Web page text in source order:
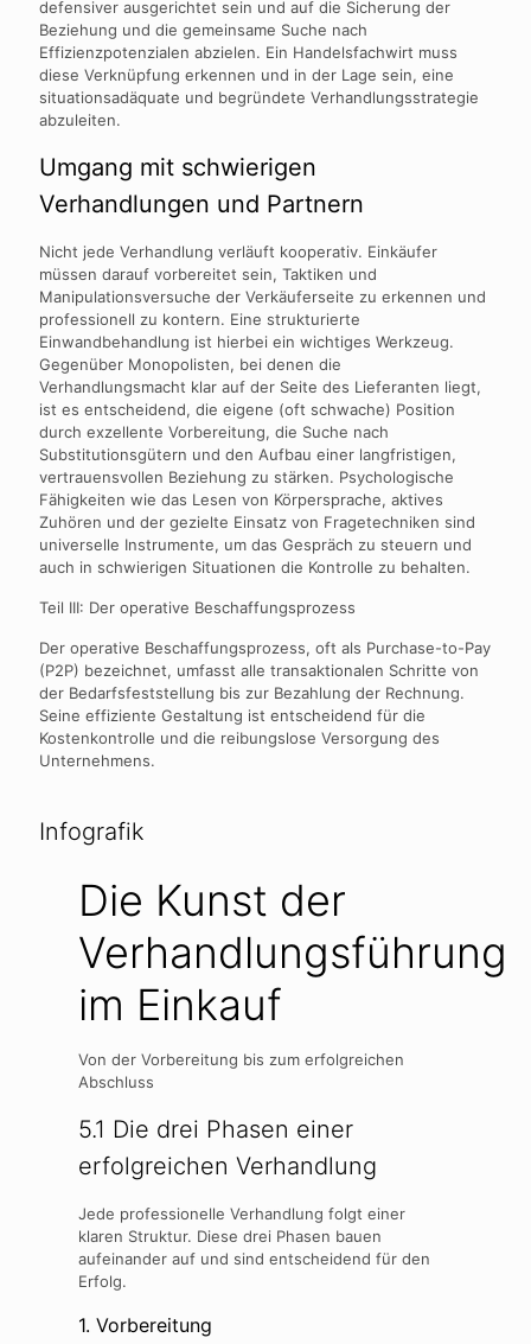
defensiver ausgerichtet sein und auf die Sicherung der
Beziehung und die gemeinsame Suche nach
Effizienzpotenzialen abzielen. Ein Handelsfachwirt muss
diese Verknüpfung erkennen und in der Lage sein, eine
situationsadäquate und begründete Verhandlungsstrategie
abzuleiten.
Umgang mit schwierigen
Verhandlungen und Partnern
Nicht jede Verhandlung verläuft kooperativ. Einkäufer
müssen darauf vorbereitet sein, Taktiken und
Manipulationsversuche der Verkäuferseite zu erkennen und
professionell zu kontern. Eine strukturierte
Einwandbehandlung ist hierbei ein wichtiges Werkzeug.
Gegenüber Monopolisten, bei denen die
Verhandlungsmacht klar auf der Seite des Lieferanten liegt,
ist es entscheidend, die eigene (oft schwache) Position
durch exzellente Vorbereitung, die Suche nach
Substitutionsgütern und den Aufbau einer langfristigen,
vertrauensvollen Beziehung zu stärken. Psychologische
Fähigkeiten wie das Lesen von Körpersprache, aktives
Zuhören und der gezielte Einsatz von Fragetechniken sind
universelle Instrumente, um das Gespräch zu steuern und
auch in schwierigen Situationen die Kontrolle zu behalten.
Teil III: Der operative Beschaffungsprozess
Der operative Beschaffungsprozess, oft als Purchase-to-Pay
(P2P) bezeichnet, umfasst alle transaktionalen Schritte von
der Bedarfsfeststellung bis zur Bezahlung der Rechnung.
Seine effiziente Gestaltung ist entscheidend für die
Kostenkontrolle und die reibungslose Versorgung des
Unternehmens.
Infografik
Die Kunst der
Verhandlungsführung
im Einkauf
Von der Vorbereitung bis zum erfolgreichen
Abschluss
5.1 Die drei Phasen einer
erfolgreichen Verhandlung
Jede professionelle Verhandlung folgt einer
klaren Struktur. Diese drei Phasen bauen
aufeinander auf und sind entscheidend für den
Erfolg.
1. Vorbereitung